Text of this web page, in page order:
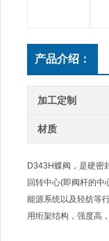
产品介绍：
加工定制
材质
D343H蝶阀，是硬密
回转中心(即阀杆的
能源系统以及轻纺等
用绗架结构，强度高